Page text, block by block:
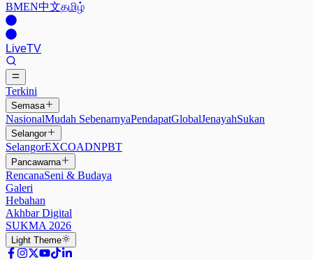
BMEN中文தமிழ்
LiveTV
Terkini
Semasa
NasionalMudah SebenarnyaPendapatGlobalJenayahSukan
Selangor
SelangorEXCOADNPBT
Pancawarna
RencanaSeni & Budaya
Galeri
Hebahan
Akhbar Digital
SUKMA 2026
Light Theme